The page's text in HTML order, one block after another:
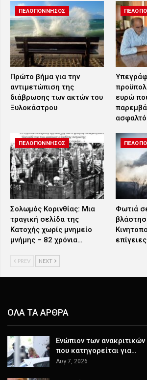
ΠΕΛΟΠΟΝΝΗΣΟΣ
Πρώτο βήμα για την
αντιμετώπιση της
διάβρωσης των ακτών του
Ξυλοκάστρου
ευρώ
ΠΕΛΟΠΟΝΝΗΣΟΣ
Σολωμός Κορινθίας: Μια
τραγική σελίδα της
Κατοχής χωρίς μνημείο
μνήμης – 82 χρόνια…
Φωτιά
PREV NEXT
ΟΛΑ ΤΑ ΑΡΘΡΑ
Ενώπιον των
που κατηγορείται για…
Αυγ 7, 2026